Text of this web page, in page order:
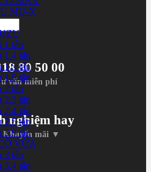
80 50 00
vấn miễn phí
nghiệm hay
Khuyến mãi ▼
MU-X
1 tấn
1.4 tấn
1.5 tấn
1.9 tấn
2 tấn
2.3 tấn
2.4 tấn
2.5 tấn
2.9 tấn
VỪA
3 tấn
3.4 tấn